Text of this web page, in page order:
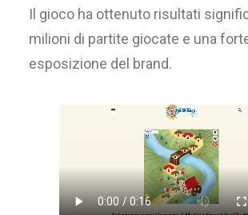
Il gioco ha ottenuto risultati
milioni di partite giocate e una
esposizione del brand.